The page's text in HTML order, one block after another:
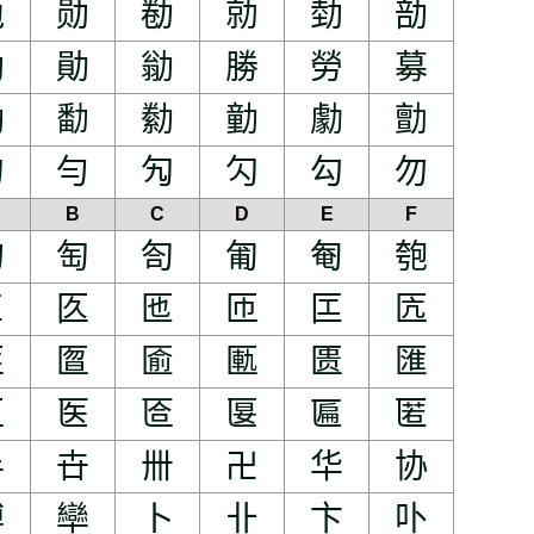
勋 勌 勍 勎
勏
勛 勜 勝 勞
募
勫 勬 勭 勮
勯
勻 勼 勽 勾 勿
B C D E F
匋 匌 匍 匎
匏
匛 匜 匝 匞
匟
匫 匬 匭 匮
匯
医 匼 匽 匾
匿
卋 卌 卍 华
协
卛 卜 卝 卞 卟